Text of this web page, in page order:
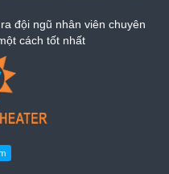
đội ngũ nhân viên chuyên
cách tốt nhất